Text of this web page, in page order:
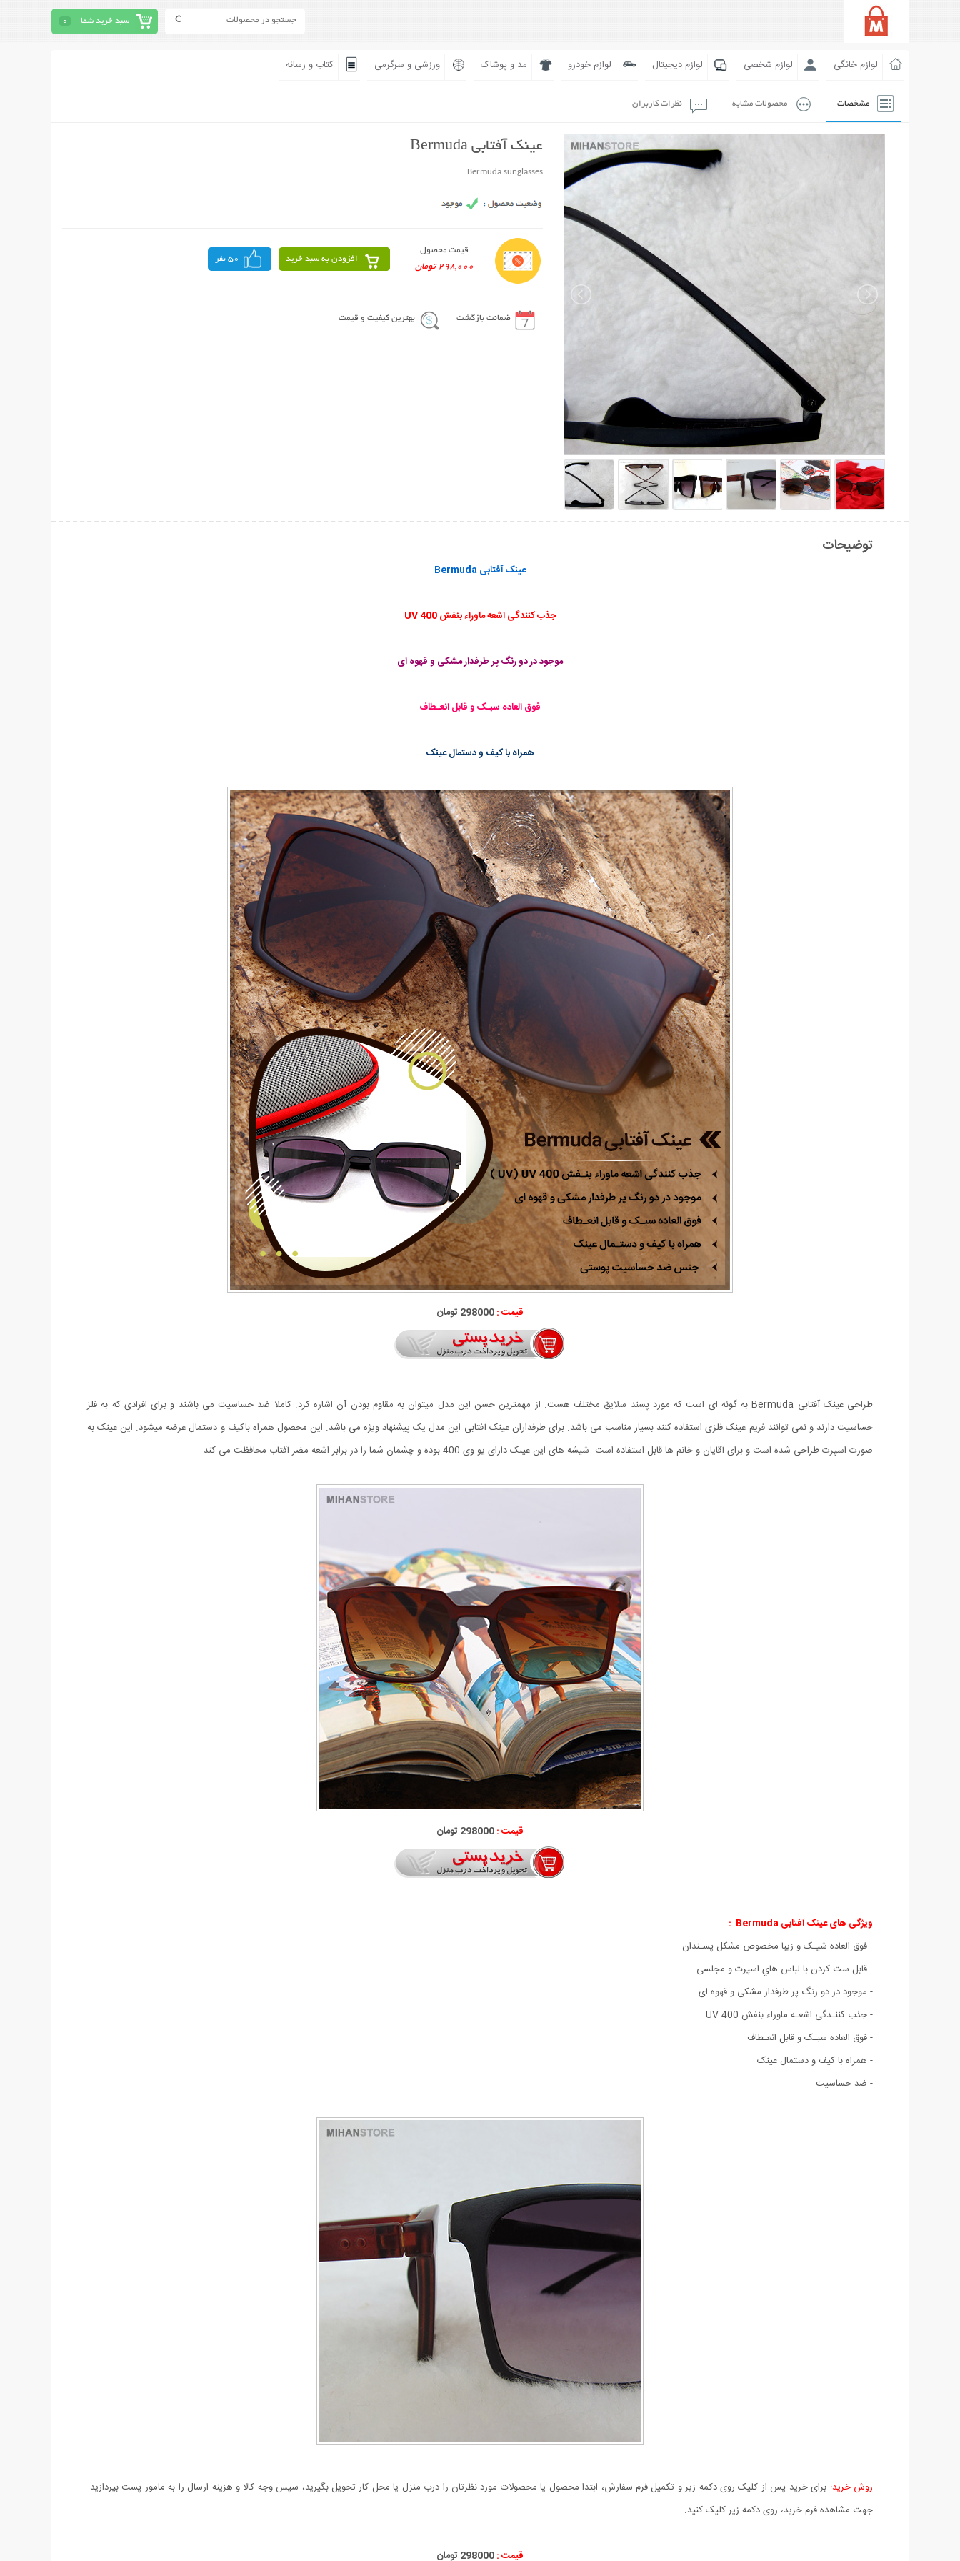
سبد خرید شما 0
لوازم خانگی لوازم شخصی لوازم دیجیتال لوازم خودرو مد و پوشاک ورزشی و سرگرمی کتاب و رسانه
مشخصات محصولات مشابه نظرات کاربران
عینک آفتابی Bermuda
Bermuda sunglasses
قیمت محصول
298,000 تومان
افزودن به سبد خرید 50 نفر
ضمانت بازگشت بهترین کیفیت و قیمت
توضیحات
عینک آفتابی Bermuda
جذب کنندگی اشعه ماوراء بنفش UV 400
موجود در دو رنگ پر طرفدار مشکی و قهوه ای
فوق العاده سبـک و قابل انعـطاف
همراه با کیف و دستمال عینک
قیمت :298000 تومان
طراحی عینک آفتابی Bermuda به گونه ای است که مورد پسند سلایق مختلف هست. از مهمترین حسن این مدل میتوان به مقاوم بودن آن اشاره کرد. کاملا ضد حساسیت می باشند و برای افرادی که به فلز
حساسیت دارند و نمی توانند فریم عینک فلزی استفاده کنند بسیار مناسب می باشد. برای طرفداران عینک آفتابی این مدل یک پیشنهاد ویژه می باشد. این محصول همراه باکیف و دستمال عرضه میشود. این عینک به
صورت اسپرت طراحی شده است و برای آقایان و خانم ها قابل استفاده است. شیشه های این عینک دارای یو وی 400 بوده و چشمان شما را در برابر اشعه مضر آفتاب محافظت می کند.
قیمت :298000 تومان
ویژگی های عینک آفتابی Bermuda :
- فوق العاده شیـک و زیبا مخصوص مشکل پسـندان
- قابل ست كردن با لباس هاي اسپرت و مجلسی
- موجود در دو رنگ پر طرفدار مشکی و قهوه ای
- جذب کننـدگی اشعـه ماوراء بنفش UV 400
- فوق العاده سبـک و قابل انعـطاف
- همراه با کیف و دستمال عینک
- ضد حساسیت
روش خرید: برای خرید پس از کلیک روی دکمه زیر و تکمیل فرم سفارش، ابتدا محصول یا محصولات مورد نظرتان را درب منزل یا محل کار تحویل بگیرید، سپس وجه کالا و هزینه ارسال را به مامور پست بپردازید.
جهت مشاهده فرم خرید، روی دکمه زیر کلیک کنید.
قیمت :298000 تومان